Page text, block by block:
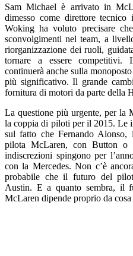
Sam Michael è arrivato in
dimesso come direttore
Woking ha voluto precisare
sconvolgimenti nel team, a
riorganizzazione dei ruoli,
tornare a essere competitivi.
continuerà anche sulla
più significativo. Il grande
fornitura di motori da parte della
La questione più urgente, per la
la coppia di piloti per il 2015. Le
sul fatto che Fernando Alonso,
pilota McLaren, con Button o
indiscrezioni spingono per
con la Mercedes. Non c’è
probabile che il futuro del
Austin. E a quanto sembra, il
McLaren dipende proprio da